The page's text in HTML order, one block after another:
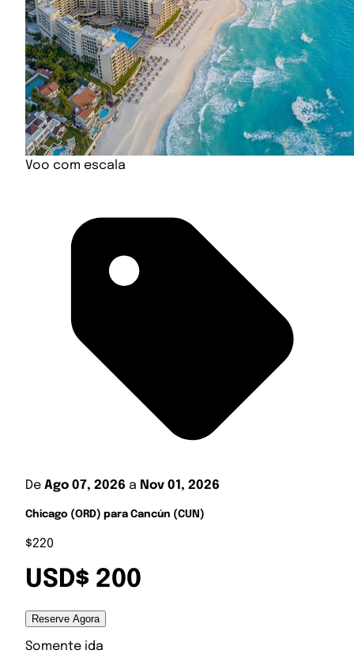
Voo com escala
De Ago 07, 2026 a Nov 01, 2026
Chicago (ORD) para Cancún (CUN)
$220
USD$ 200
Reserve Agora
Somente ida